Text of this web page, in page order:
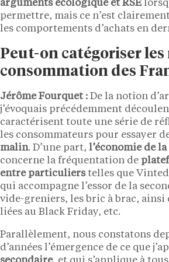
arguments écologique et RSE
permettre, mais ce n’est
les comportements d’achats en
Peut-on catégoriser les
consommation des
Jérôme Fourquet : De la notion
j’évoquais précédemment
caractérisent toute une série de
les consommateurs pour essayer
malin. D’une part, l’économie de
concerne la fréquentation de
entre particulierstelles que
qui accompagne l’essor de la
vide-greniers, les bric à brac, ainsi
liées au Black Friday, etc.
Parallèlement, nous constatons
d’années l’émergence de ce que